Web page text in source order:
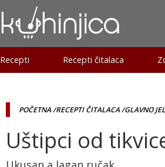
Recepti Recepti čitalaca
POČETNA/RECEPTI ČITALACA/GLAVNO
Uštipci od